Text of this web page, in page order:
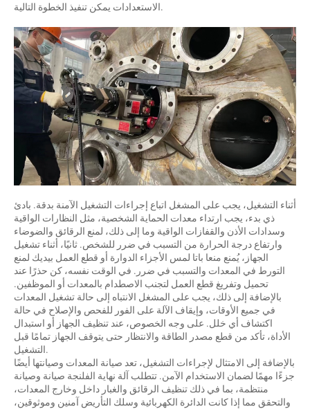
الاستعدادات يمكن تنفيذ الخطوة التالية.
أثناء التشغيل، يجب على المشغل اتباع إجراءات التشغيل الآمنة بدقة. بادئ
ذي بدء، يجب ارتداء معدات الحماية الشخصية، مثل النظارات الواقية
وسدادات الأذن والقفازات الواقية وما إلى ذلك، لمنع الرقائق والضوضاء
وارتفاع درجة الحرارة من التسبب في ضرر للشخص. ثانيًا، أثناء تشغيل
الجهاز، يُمنع منعا باتا لمس الأجزاء الدوارة أو قطع العمل بيديك لمنع
التورط في المعدات والتسبب في ضرر. في الوقت نفسه، كن حذرًا عند
تحميل وتفريغ قطع العمل لتجنب الاصطدام بالمعدات أو الموظفين.
بالإضافة إلى ذلك، يجب على المشغل الانتباه إلى حالة تشغيل المعدات
في جميع الأوقات، وإيقاف الآلة على الفور للفحص والإصلاح في حالة
اكتشاف أي خلل. على وجه الخصوص، عند تنظيف الجهاز أو استبدال
الأداة، تأكد من قطع مصدر الطاقة والانتظار حتى يتوقف الجهاز تمامًا قبل
التشغيل.
بالإضافة إلى الامتثال لإجراءات التشغيل، تعد صيانة المعدات وصيانتها أيضًا
جزءًا مهمًا لضمان الاستخدام الآمن. تتطلب آلة نهاية الفلنجة صيانة وصيانة
منتظمة، بما في ذلك تنظيف الرقائق والغبار داخل وخارج المعدات،
والتحقق مما إذا كانت الدائرة الكهربائية وسلك التأريض آمنين وموثوقين،